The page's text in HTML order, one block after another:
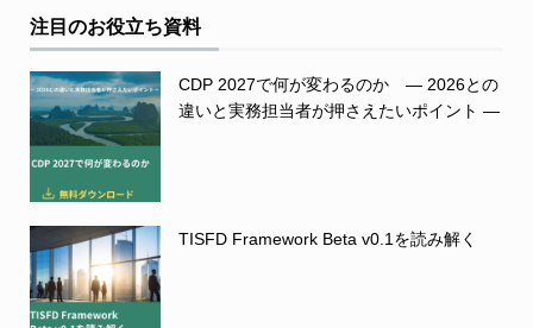
注目のお役立ち資料
CDP 2027で何が変わるのか ― 2026との
違いと実務担当者が押さえたいポイント ―
TISFD Framework Beta v0.1を読み解く